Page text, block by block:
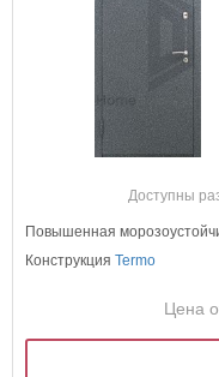
Доступны
Повышенная
КонструкцияTermo
Цена